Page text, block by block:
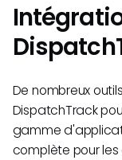
De nombreux
DispatchTrack
gamme
complète pour les